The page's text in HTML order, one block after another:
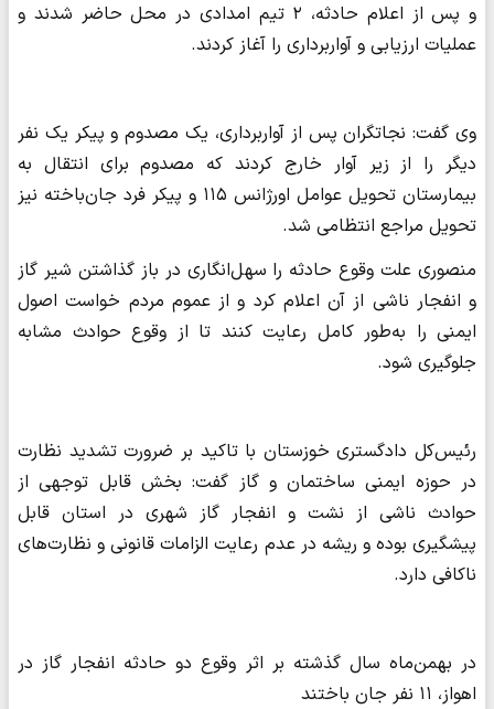
و پس از اعلام حادثه، ۲ تیم امدادی در محل حاضر شدند و
عملیات ارزیابی و آواربرداری را آغاز کردند.
وی گفت: نجاتگران پس از آواربرداری، یک مصدوم و پیکر یک نفر
دیگر را از زیر آوار خارج کردند که مصدوم برای انتقال به
بیمارستان تحویل عوامل اورژانس ۱۱۵ و پیکر فرد جان‌باخته نیز
تحویل مراجع انتظامی شد.
منصوری علت وقوع حادثه را سهل‌انگاری در باز گذاشتن شیر گاز
و انفجار ناشی از آن اعلام کرد و از عموم مردم خواست اصول
ایمنی را به‌طور کامل رعایت کنند تا از وقوع حوادث مشابه
جلوگیری شود.
رئیس‌کل دادگستری خوزستان با تاکید بر ضرورت تشدید نظارت
در حوزه ایمنی ساختمان و گاز گفت: بخش قابل توجهی از
حوادث ناشی از نشت و انفجار گاز شهری در استان قابل
پیشگیری بوده و ریشه در عدم رعایت الزامات قانونی و نظارت‌های
ناکافی دارد.
در بهمن‌ماه سال گذشته بر اثر وقوع دو حادثه انفجار گاز در
اهواز، ۱۱ نفر جان باختند